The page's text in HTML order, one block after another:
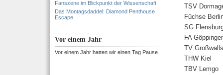
Fanszene im Blickpunkt der Wissenschaft
Das Montagsdaddel: Diamond Penthouse
Escape
Vor einem Jahr
Vor einem Jahr hatten wir einen Tag Pause
TSV
Füchse
SG
FA
TV
THW Kiel
TBV Lemgo